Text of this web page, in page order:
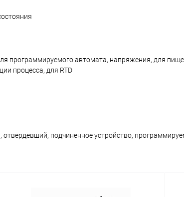
программируемого автомата, напряжения, для
процесса, для RTD
подчиненное устройство,